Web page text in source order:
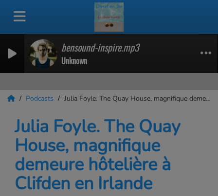
bensound-inspire.mp3
Unknown
Podcasts Julia Foyle. The Quay House, magnifique demeure hôtelière à Clifden en Irlande
Julia Foyle. The Quay
House, magnifique
demeure hôtelière à
Clifden en Irlande